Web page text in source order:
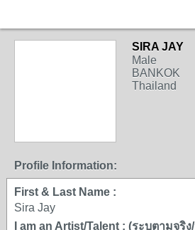
SIRA JAY
Male
BANKOK
Thailand
Profile Information:
First & Last Name :
Sira Jay
I am an Artist/Talent : (ระบุตามจริ